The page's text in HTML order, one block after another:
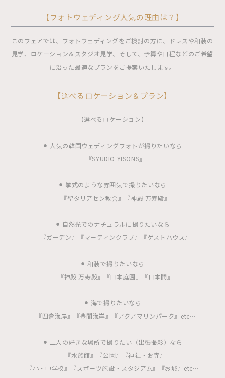
【フォトウェディング人気の理由は？】
このフェアでは、フォトウェディングをご検討の方に、ドレスや和装の
見学、ロケーション＆スタジオ見学、そして、予算や日程などのご希望
に沿った最適なプランをご提案いたします。
【選べるロケーション＆プラン】
【選べるロケーション】
⚫︎ 人気の韓国ウェディングフォトが撮りたいなら
『SYUDIO YISONS』
⚫︎ 挙式のような雰囲気で撮りたいなら
『聖タリアセン教会』『神殿 万寿殿』
⚫︎ 自然光でのナチュラルに撮りたいなら
『ガーデン』『マーティンクラブ』『ゲストハウス』
⚫︎ 和装で撮りたいなら
『神殿 万寿殿』『日本庭園』『日本間』
⚫︎ 海で撮りたいなら
『四倉海岸』『豊間海岸』『アクアマリンパーク』etc…
⚫︎ 二人の好きな場所で撮りたい（出張撮影）なら
『水族館』『公園』『神社・お寺』
『小・中学校』『スポーツ施設・スタジアム』『お城』etc…